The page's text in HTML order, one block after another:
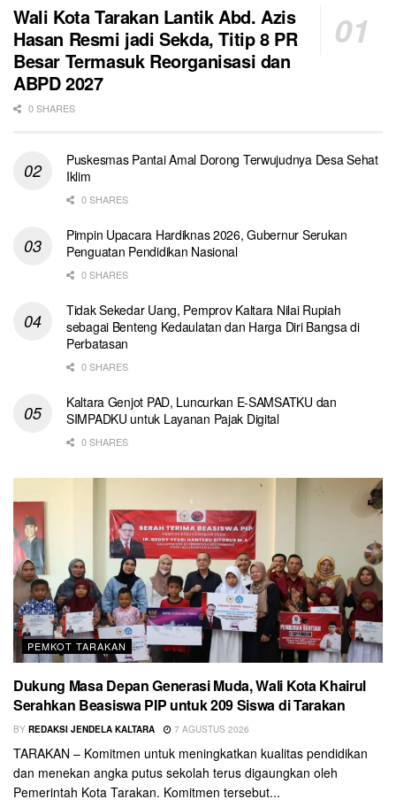
Wali Kota Tarakan Lantik Abd. Azis
Hasan Resmi jadi Sekda, Titip 8 PR
Besar Termasuk Reorganisasi dan
ABPD 2027
0 SHARES
Puskesmas Pantai Amal Dorong Terwujudnya Desa Sehat
Iklim
0 SHARES
Pimpin Upacara Hardiknas 2026, Gubernur Serukan
Penguatan Pendidikan Nasional
0 SHARES
Tidak Sekedar Uang, Pemprov Kaltara Nilai Rupiah
sebagai Benteng Kedaulatan dan Harga Diri Bangsa di
Perbatasan
0 SHARES
Kaltara Genjot PAD, Luncurkan E-SAMSATKU dan
SIMPADKU untuk Layanan Pajak Digital
0 SHARES
PEMKOT TARAKAN
Dukung Masa Depan Generasi Muda, Wali Kota Khairul
Serahkan Beasiswa PIP untuk 209 Siswa di Tarakan
BY REDAKSI JENDELA KALTARA 7 AGUSTUS 2026
TARAKAN – Komitmen untuk meningkatkan kualitas pendidikan
dan menekan angka putus sekolah terus digaungkan oleh
Pemerintah Kota Tarakan. Komitmen tersebut...